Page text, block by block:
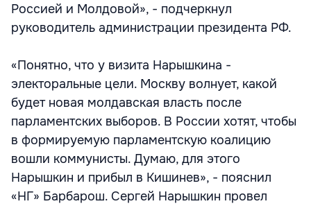
Россией и Молдовой», - подчеркнул
руководитель администрации президента РФ.
«Понятно, что у визита Нарышкина -
электоральные цели. Москву волнует, какой
будет новая молдавская власть после
парламентских выборов. В России хотят, чтобы
в формируемую парламентскую коалицию
вошли коммунисты. Думаю, для этого
Нарышкин и прибыл в Кишинев», - пояснил
«НГ» Барбарош. Сергей Нарышкин провел